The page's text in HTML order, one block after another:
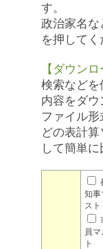
す。
政治家名な
を押してく
【ダウンロ
検索などを
内容をダウ
ファイル
どの表計
して簡単に
知事
スト
員
ト